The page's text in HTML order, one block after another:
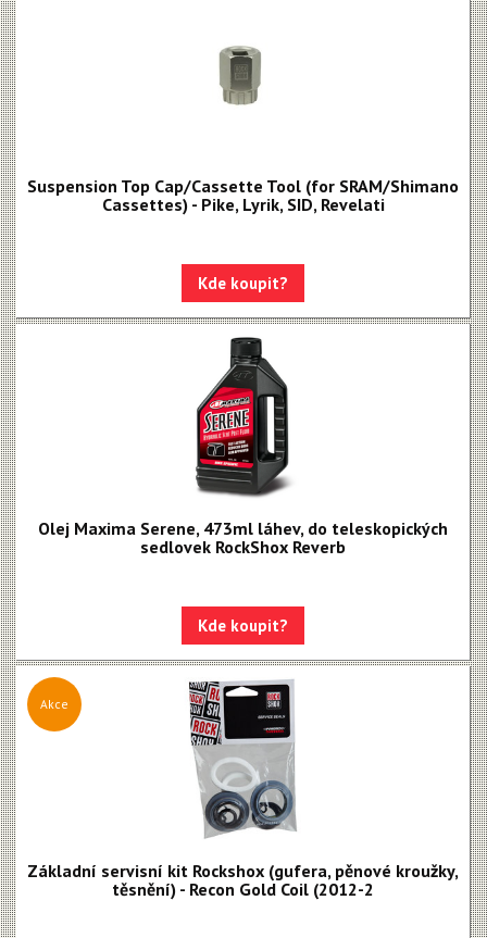
Suspension Top Cap/Cassette Tool (for SRAM/Shimano
Cassettes) - Pike, Lyrik, SID, Revelati
Kde koupit?
Olej Maxima Serene, 473ml láhev, do teleskopických
sedlovek RockShox Reverb
Kde koupit?
Akce
Základní servisní kit Rockshox (gufera, pěnové kroužky,
těsnění) - Recon Gold Coil (2012-2